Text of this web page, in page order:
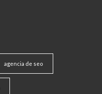
agencia de seo